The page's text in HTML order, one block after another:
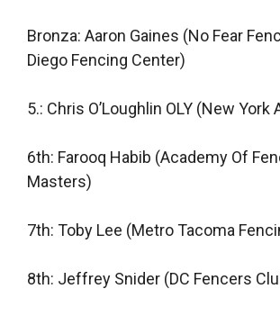
Bronza: Aaron Gaines (No Fear
Diego Fencing Center)
5.: Chris O’Loughlin OLY (New
6th: Farooq Habib (Academy Of
Masters)
7th: Toby Lee (Metro Tacoma
8th: Jeffrey Snider (DC Fencers